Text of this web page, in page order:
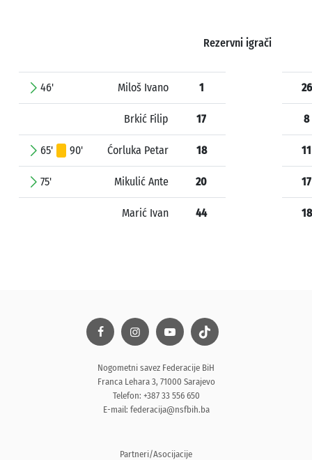
Rezervni igrači
46' Miloš Ivano 1
Brkić Filip 17
65' 90' Ćorluka Petar 18
75' Mikulić Ante 20
Marić Ivan 44
26
8
11
17
18
Nogometni savez Federacije BiH
Franca Lehara 3, 71000 Sarajevo
Telefon: +387 33 556 650
E-mail: federacija@nsfbih.ba
Partneri/Asocijacije